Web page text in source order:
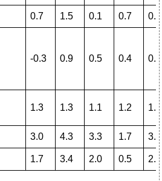
0.7 1.5 0.1 0.7 0.7
-0.3 0.9 0.5 0.4 0.7
1.3 1.3 1.1 1.2 1.2
3.0 4.3 3.3 1.7 3.1
1.7 3.4 2.0 0.5 2.8